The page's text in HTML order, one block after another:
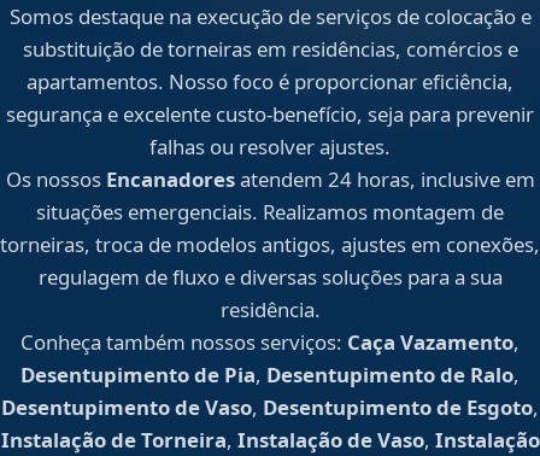
Somos destaque na execução de serviços de colocação e
substituição de torneiras em residências, comércios e
apartamentos. Nosso foco é proporcionar eficiência,
segurança e excelente custo-benefício, seja para prevenir
falhas ou resolver ajustes.
Os nossos Encanadoresatendem 24 horas, inclusive em
situações emergenciais. Realizamos montagem de
torneiras, troca de modelos antigos, ajustes em conexões,
regulagem de fluxo e diversas soluções para a sua
residência.
Conheça também nossos serviços: Caça Vazamento,
Desentupimento de Pia, Desentupimento de Ralo,
Desentupimento de Vaso, Desentupimento de Esgoto,
Instalação de Torneira, Instalação de Vaso, Instalação